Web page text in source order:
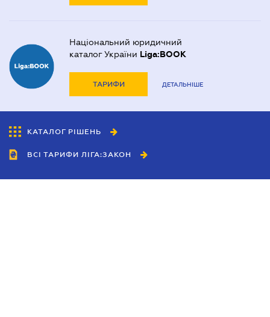
Національний юридичний
каталог України Liga:BOOK
ТАРИФИ ДЕТАЛЬНІШЕ
КАТАЛОГ РІШЕНЬ
ВСІ ТАРИФИ ЛІГА:ЗАКОН